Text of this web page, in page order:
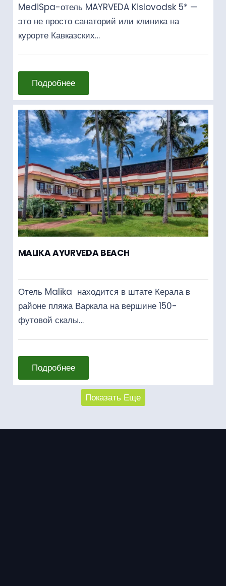
MediSpa-отель MAYRVEDA Kislovodsk 5* —
это не просто санаторий или клиника на
курорте Кавказских…
Подробнее
MALIKA AYURVEDA BEACH
Отель Malika находится в штате Керала в
районе пляжа Варкала на вершине 150-
футовой скалы…
Подробнее
Показать Еще